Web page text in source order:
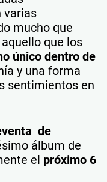
varias
mucho que
que los
único dentro de
y una forma
sentimientos en
de
álbum de
el próximo 6